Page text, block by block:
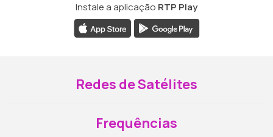
Instale a aplicação RTP Play
Redes de Satélites
Frequências